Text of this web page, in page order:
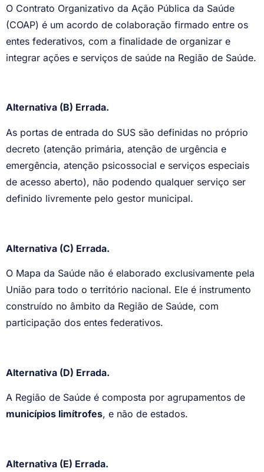
O Contrato Organizativo da Ação Pública da Saúde
(COAP) é um acordo de colaboração firmado entre os
entes federativos, com a finalidade de organizar e
integrar ações e serviços de saúde na Região de Saúde.
Alternativa (B) Errada.
As portas de entrada do SUS são definidas no próprio
decreto (atenção primária, atenção de urgência e
emergência, atenção psicossocial e serviços especiais
de acesso aberto), não podendo qualquer serviço ser
definido livremente pelo gestor municipal.
Alternativa (C) Errada.
O Mapa da Saúde não é elaborado exclusivamente pela
União para todo o território nacional. Ele é instrumento
construído no âmbito da Região de Saúde, com
participação dos entes federativos.
Alternativa (D) Errada.
A Região de Saúde é composta por agrupamentos de
municípios limítrofes, e não de estados.
Alternativa (E) Errada.